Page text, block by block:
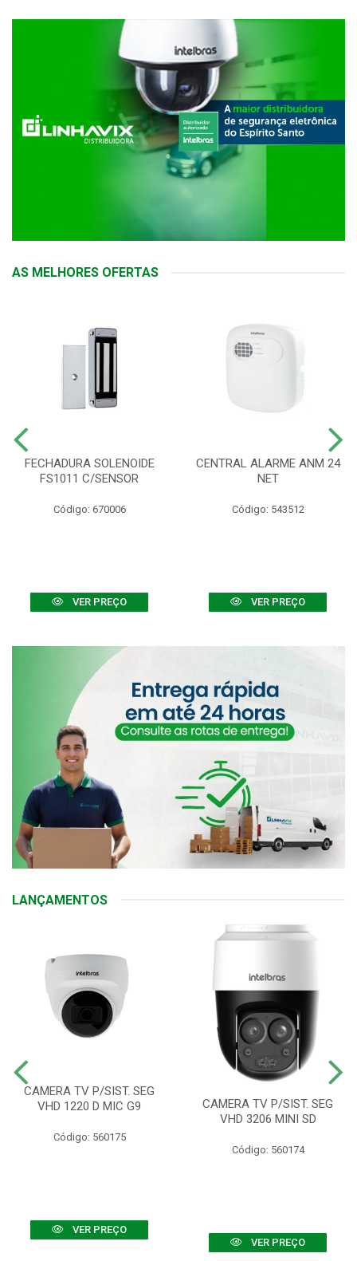
AS MELHORES OFERTAS
FECHADURA SOLENOIDE
FS1011 C/SENSOR
Código: 670006
VER PREÇO
CENTRAL ALARME ANM 24
NET
Código: 543512
VER PREÇO
LANÇAMENTOS
CAMERA TV P/SIST. SEG
VHD 1220 D MIC G9
Código: 560175
VER PREÇO
CAMERA TV P/SIST. SEG
VHD 3206 MINI SD
Código: 560174
VER PREÇO